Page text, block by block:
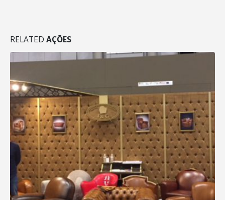
RELATED AÇÕES